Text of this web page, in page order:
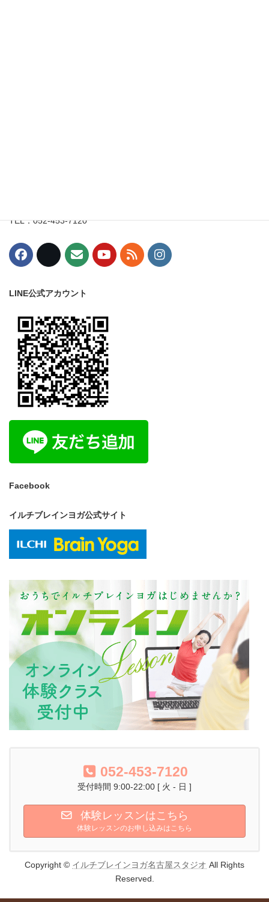
TEL：052-453-7120
LINE公式アカウント
Facebook
イルチブレインヨガ公式サイト
052-453-7120
受付時間 9:00-22:00 [ 火 - 日 ]
体験レッスンはこちら
体験レッスンのお申し込みはこちら
Copyright © イルチブレインヨガ名古屋スタジオ All Rights
Reserved.